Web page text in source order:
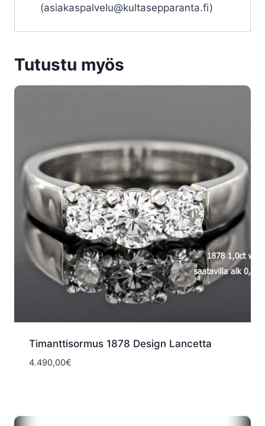
(asiakaspalvelu@kultasepparanta.fi)
Tutustu myös
Timanttisormus 1878 Design Lancetta
4.490,00€